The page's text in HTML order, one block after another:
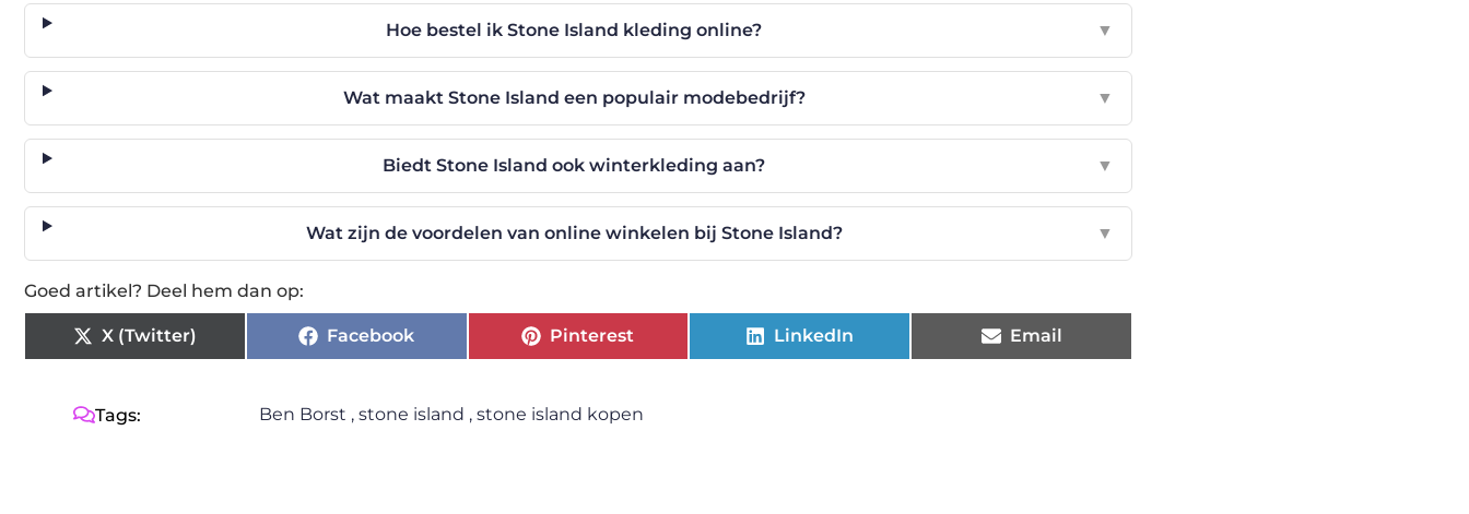
Hoe bestel ik Stone Island kleding online? ▼
Wat maakt Stone Island een populair modebedrijf? ▼
Biedt Stone Island ook winterkleding aan? ▼
Wat zijn de voordelen van online winkelen bij Stone Island? ▼
Goed artikel? Deel hem dan op:
X (Twitter) Facebook Pinterest LinkedIn Email
Tags: Ben Borst , stone island , stone island kopen